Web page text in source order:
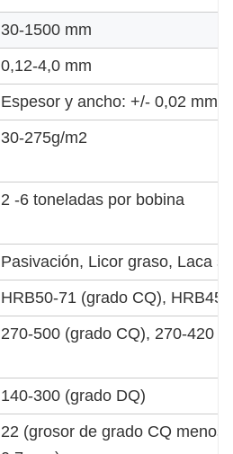
30-1500 mm
0,12-4,0 mm
Espesor y ancho: +/- 0,02 mm
30-275g/m2
2 -6 toneladas por bobina
Pasivación, Licor graso, Laca
HRB50-71 (grado CQ),
270-500 (grado CQ), 270-420
140-300 (grado DQ)
22 (grosor de grado CQ